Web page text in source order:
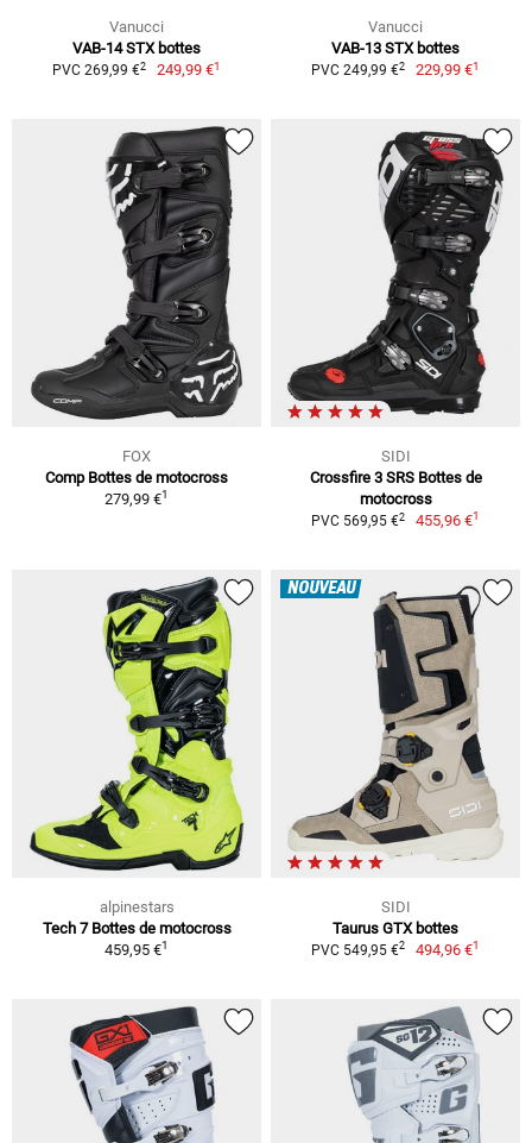
Vanucci
VAB-14 STX bottes
PVC 269,99 €2 249,99 €1
Vanucci
VAB-13 STX bottes
PVC 249,99 €2 229,99 €1
FOX
Comp Bottes de motocross
279,99 €1
SIDI
Crossfire 3 SRS Bottes de
motocross
PVC 569,95 €2 455,96 €1
alpinestars
Tech 7 Bottes de motocross
459,95 €1
NOUVEAU
SIDI
Taurus GTX bottes
PVC 549,95 €2 494,96 €1